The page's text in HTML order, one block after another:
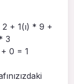
2 + 1(ı) * 9 +
3
+ 0 = 1